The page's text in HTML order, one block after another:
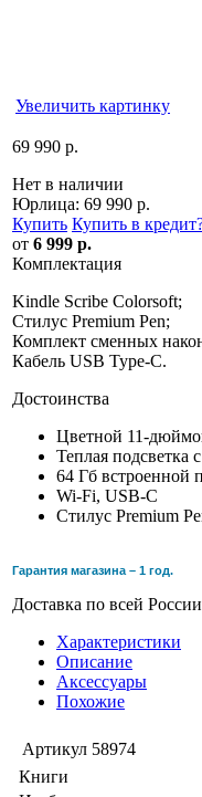
Увеличить картинку
69 990 р.
Нет в наличии
Юрлица: 69 990 р.
Купить Купить в кредит
от 6 999 р.
Комплектация
Kindle Scribe Colorsoft;
Стилус Premium Pen;
Комплект сменных
Кабель USB Type-C.
Достоинства
Цветной 11-
Теплая подсветка
64 Гб встроенной
Wi-Fi, USB-C
Стилус Premium
Гарантия магазина – 1 год.
Доставка по всей
Характеристики
Описание
Аксессуары
Похожие
Артикул 58974
Книги